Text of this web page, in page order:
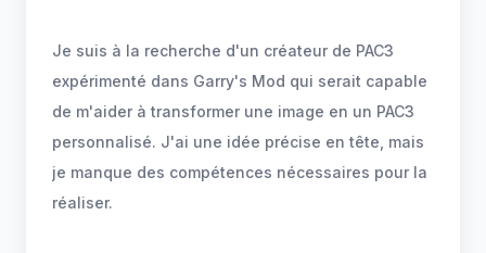
Je suis à la recherche d'un créateur de PAC3
expérimenté dans Garry's Mod qui serait capable
de m'aider à transformer une image en un PAC3
personnalisé. J'ai une idée précise en tête, mais
je manque des compétences nécessaires pour la
réaliser.